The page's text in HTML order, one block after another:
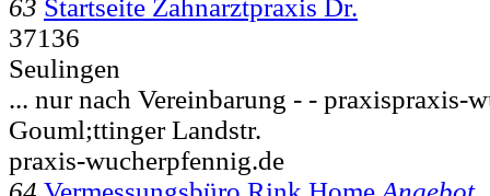
63 Startseite Zahnarztpraxis Dr.
37136
Seulingen
... nur nach Vereinbarung - - praxispraxis-
Gouml;ttinger Landstr.
praxis-wucherpfennig.de